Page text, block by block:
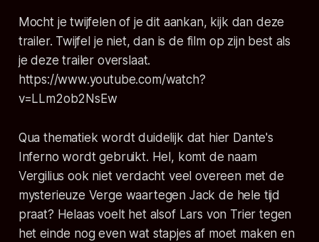
Mocht je twijfelen of je dit aankan, kijk dan deze
trailer. Twijfel je niet, dan is de film op zijn best als
je deze trailer overslaat.
https://www.youtube.com/watch?
v=LLm2ob2NsEw
Qua thematiek wordt duidelijk dat hier Dante's
Inferno wordt gebruikt. Hel, komt de naam
Vergilius ook niet verdacht veel overeen met de
mysterieuze Verge waartegen Jack de hele tijd
praat? Helaas voelt het alsof Lars von Trier tegen
het einde nog even wat stapjes af moet maken en